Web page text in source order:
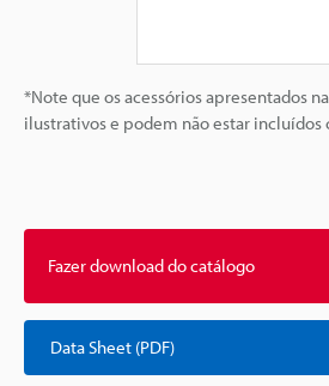
*Note que os acessórios apresentados
ilustrativos e podem não estar incluídos
Fazer download do catálogo
Data Sheet (PDF)